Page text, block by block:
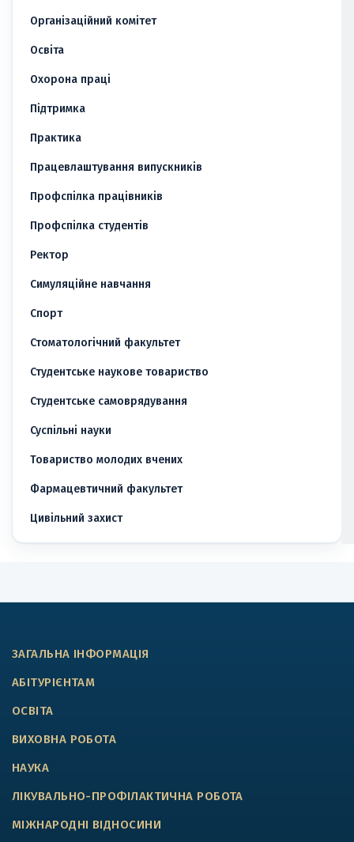
Організаційний комітет
Освіта
Охорона праці
Підтримка
Практика
Працевлаштування випускників
Профспілка працівників
Профспілка студентів
Ректор
Симуляційне навчання
Спорт
Стоматологічний факультет
Студентське наукове товариство
Студентське самоврядування
Суспільні науки
Товариство молодих вчених
Фармацевтичний факультет
Цивільний захист
ЗАГАЛЬНА ІНФОРМАЦІЯ
АБІТУРІЄНТАМ
ОСВІТА
ВИХОВНА РОБОТА
НАУКА
ЛІКУВАЛЬНО-ПРОФІЛАКТИЧНА РОБОТА
МІЖНАРОДНІ ВІДНОСИНИ